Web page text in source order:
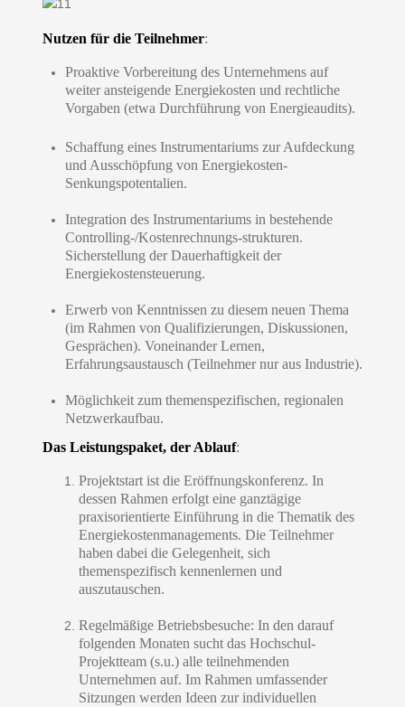
Nutzen für die Teilnehmer:
Proaktive Vorbereitung des Unternehmens auf
weiter ansteigende Energiekosten und rechtliche
Vorgaben (etwa Durchführung von Energieaudits).
Schaffung eines Instrumentariums zur Aufdeckung
und Ausschöpfung von Energiekosten-
Senkungspotentalien.
Integration des Instrumentariums in bestehende
Controlling-/Kostenrechnungs-strukturen.
Sicherstellung der Dauerhaftigkeit der
Energiekostensteuerung.
Erwerb von Kenntnissen zu diesem neuen Thema
(im Rahmen von Qualifizierungen, Diskussionen,
Gesprächen). Voneinander Lernen,
Erfahrungsaustausch (Teilnehmer nur aus Industrie).
Möglichkeit zum themenspezifischen, regionalen
Netzwerkaufbau.
Das Leistungspaket, der Ablauf:
Projektstart ist die Eröffnungskonferenz. In
dessen Rahmen erfolgt eine ganztägige
praxisorientierte Einführung in die Thematik des
Energiekostenmanagements. Die Teilnehmer
haben dabei die Gelegenheit, sich
themenspezifisch kennenlernen und
auszutauschen.
Regelmäßige Betriebsbesuche: In den darauf
folgenden Monaten sucht das Hochschul-
Projektteam (s.u.) alle teilnehmenden
Unternehmen auf. Im Rahmen umfassender
Sitzungen werden Ideen zur individuellen